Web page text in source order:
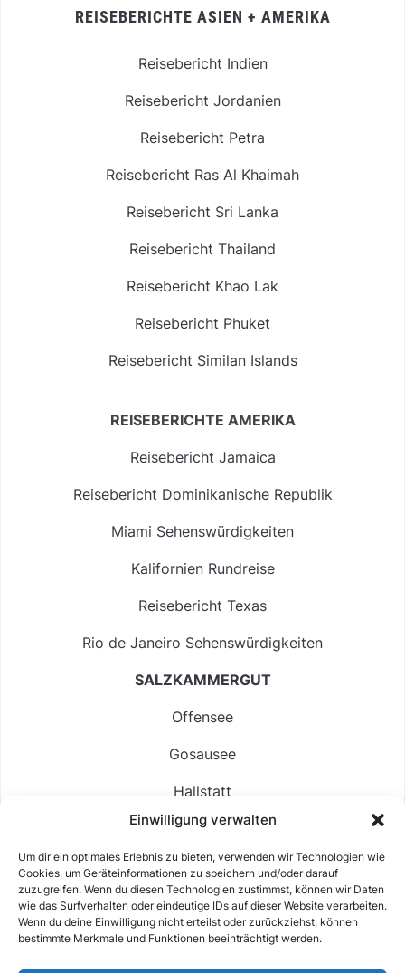
Einwilligung verwalten
Um dir ein optimales Erlebnis zu bieten, verwenden wir Technologien wie
Cookies, um Geräteinformationen zu speichern und/oder darauf
zuzugreifen. Wenn du diesen Technologien zustimmst, können wir Daten
wie das Surfverhalten oder eindeutige IDs auf dieser Website verarbeiten.
Wenn du deine Einwilligung nicht erteilst oder zurückziehst, können
bestimmte Merkmale und Funktionen beeinträchtigt werden.
REISEBERICHTE ASIEN + AMERIKA
Reisebericht Indien
Reisebericht Jordanien
Reisebericht Petra
Reisebericht Ras Al Khaimah
Reisebericht Sri Lanka
Reisebericht Thailand
Reisebericht Khao Lak
Reisebericht Phuket
Reisebericht Similan Islands
REISEBERICHTE AMERIKA
Reisebericht Jamaica
Reisebericht Dominikanische Republik
Miami Sehenswürdigkeiten
Kalifornien Rundreise
Reisebericht Texas
Rio de Janeiro Sehenswürdigkeiten
SALZKAMMERGUT
Offensee
Gosausee
Hallstatt
Langbathsee
Altausseer See
Hintersee